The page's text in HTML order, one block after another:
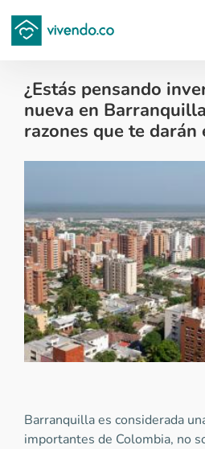
¿Estás pensando
nueva en
razones que te
Barranquilla es considerada
importantes de Colombia, no